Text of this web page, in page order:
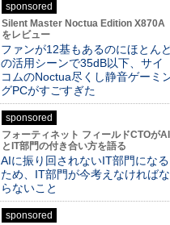
sponsored
Silent Master Noctua Edition X870A
をレビュー
ファンが12基もあるのにほとん
の活用シーンで35dB以下、サイ
コムのNoctua尽くし静音ゲーミ
グPCがすごすぎた
sponsored
フォーティネット フィールドCTOがAI
とIT部門の付き合い方を語る
AIに振り回されないIT部門になる
ため、IT部門が今考えなければな
らないこと
sponsored